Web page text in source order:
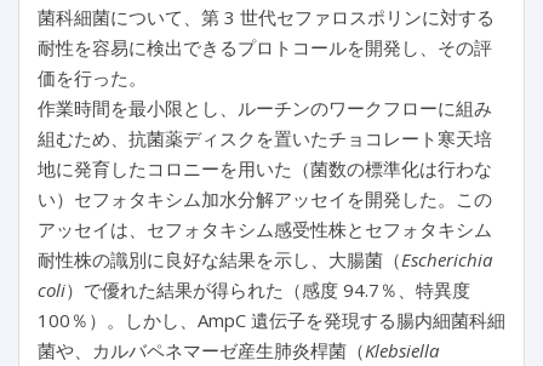
菌科細菌について、第 3 世代セファロスポリンに対する
耐性を容易に検出できるプロトコールを開発し、その評
価を行った。
作業時間を最小限とし、ルーチンのワークフローに組み
組むため、抗菌薬ディスクを置いたチョコレート寒天培
地に発育したコロニーを用いた（菌数の標準化は行わな
い）セフォタキシム加水分解アッセイを開発した。この
アッセイは、セフォタキシム感受性株とセフォタキシム
耐性株の識別に良好な結果を示し、大腸菌（Escherichia
coli）で優れた結果が得られた（感度 94.7％、特異度
100％）。しかし、AmpC 遺伝子を発現する腸内細菌科細
菌や、カルバペネマーゼ産生肺炎桿菌（Klebsiella